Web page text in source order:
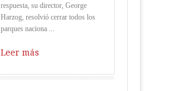
respuesta, su director, George
Harzog, resolvió cerrar todos los
parques naciona ...
Leer más